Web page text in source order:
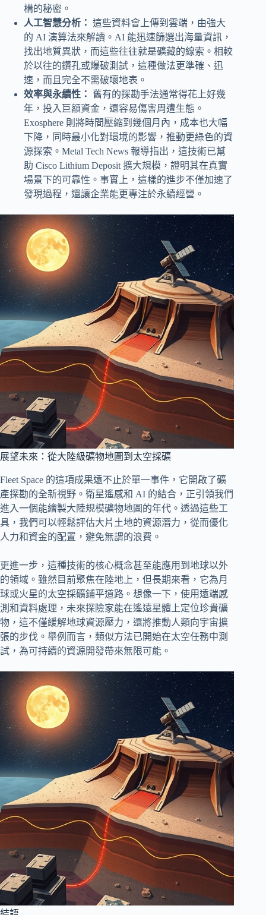
構的秘密。
人工智慧分析： 這些資料會上傳到雲端，由強大
的 AI 演算法來解讀。AI 能迅速篩選出海量資訊，
找出地質異狀，而這些往往就是礦藏的線索。相較
於以往的鑽孔或爆破測試，這種做法更準確、迅
速，而且完全不需破壞地表。
效率與永續性：
舊有的探勘手法通常得花上好幾
年，投入巨額資金，還容易傷害周遭生態。
Exosphere 則將時間壓縮到幾個月內，成本也大幅
下降，同時最小化對環境的影響，推動更綠色的資
源探索。Metal Tech News 報導指出，這技術已幫
助 Cisco Lithium Deposit 擴大規模，證明其在真實
場景下的可靠性。事實上，這樣的進步不僅加速了
發現過程，還讓企業能更專注於永續經營。
展望未來：從大陸級礦物地圖到太空採礦
Fleet Space 的這項成果遠不止於單一事件，它開啟了礦
產探勘的全新視野。衛星遙感和 AI 的結合，正引領我們
進入一個能繪製大陸規模礦物地圖的年代。透過這些工
具，我們可以輕鬆評估大片土地的資源潛力，從而優化
人力和資金的配置，避免無謂的浪費。
更進一步，這種技術的核心概念甚至能應用到地球以外
的領域。雖然目前聚焦在陸地上，但長期來看，它為月
球或火星的太空採礦鋪平道路。想像一下，使用遠端感
測和資料處理，未來探險家能在遙遠星體上定位珍貴礦
物，這不僅緩解地球資源壓力，還將推動人類向宇宙擴
張的步伐。舉例而言，類似方法已開始在太空任務中測
試，為可持續的資源開發帶來無限可能。